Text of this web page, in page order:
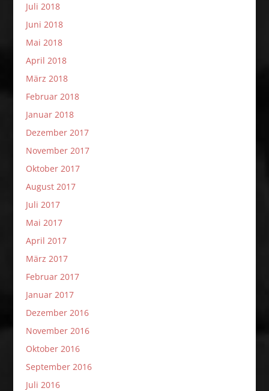
Juli 2018
Juni 2018
Mai 2018
April 2018
März 2018
Februar 2018
Januar 2018
Dezember 2017
November 2017
Oktober 2017
August 2017
Juli 2017
Mai 2017
April 2017
März 2017
Februar 2017
Januar 2017
Dezember 2016
November 2016
Oktober 2016
September 2016
Juli 2016